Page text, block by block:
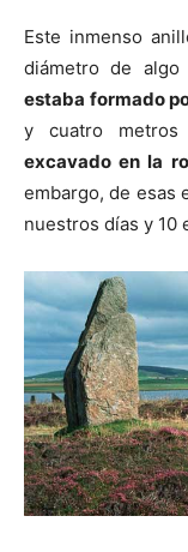
Este inmenso
diámetro de
estaba formado
y cuatro
excavado en la
embargo, de esas
nuestros días y 10